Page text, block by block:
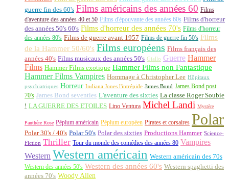
guerre fin des 60's Films américains des années 60 Films
d'aventure des années 40 et 50 Films d'épouvante des années 60s Films d'horreur
des années 50's 60's Films d'horreur des années 70's Films d'horreur
des années 80's Films de guerre avant 1957 Films de guerre fin 50's Films
de la Hammer 50/60's Films européens Films français des
années 40's Films musicaux des années 50's Giallo Guerre Hammer
Films Hammer Films exotique Hammer Films non Fantastique
Hammer Films Vampires Hommage à Christopher Lee Hôpitaux
psychiatriques Horreur Indiana Jones l'intrépide James Bond James Bond post
70's James Bond seventies L'aventure des sixties La classe Roger Soubie
! LA GUERRE DES ETOILES Lino Ventura Michel Landi Mystère
Panthère Rose Péplum américain Péplum européen Pirates et corsaires Polar
Polar 30's / 40's Polar 50's Polar des sixties Productions Hammer Science-
Fiction Thriller Tour du monde des comédies des années 80 Vampires
Western Western américain Western américain des 70s
Western des années 50's Western des années 60's Western spaghetti des
années 70's Woody Allen